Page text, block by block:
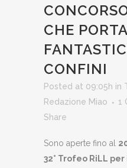
CHE
CONFINI
Posted at 09:05h in
Redazione Miao
1
Share
Sono aperte fino al
32° Trofeo RiLL